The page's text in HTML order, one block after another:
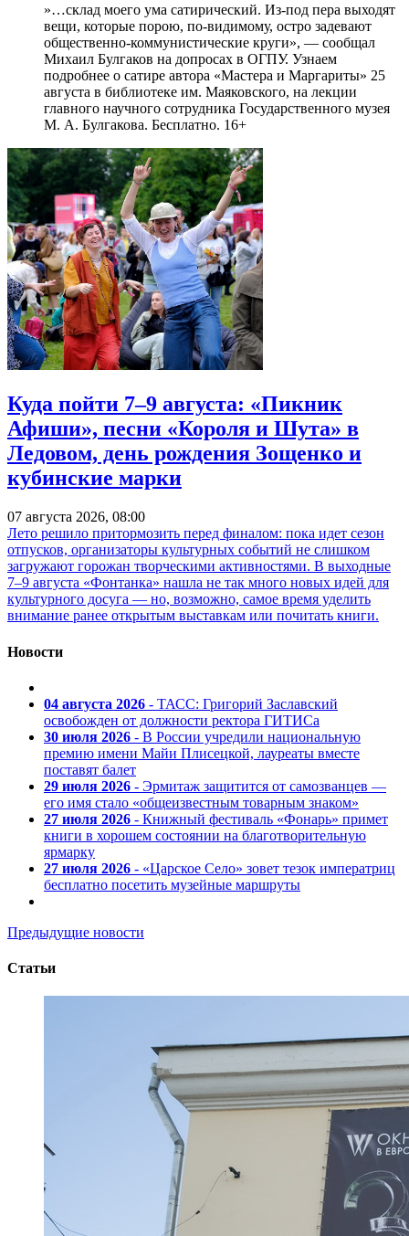
»…склад моего ума сатирический. Из-под пера выходят
вещи, которые порою, по-видимому, остро задевают
общественно-коммунистические круги», — сообщал
Михаил Булгаков на допросах в ОГПУ. Узнаем
подробнее о сатире автора «Мастера и Маргариты» 25
августа в библиотеке им. Маяковского, на лекции
главного научного сотрудника Государственного музея
М. А. Булгакова. Бесплатно. 16+
Куда пойти 7–9 августа: «Пикник
Афиши», песни «Короля и Шута» в
Ледовом, день рождения Зощенко и
кубинские марки
07 августа 2026, 08:00
Лето решило притормозить перед финалом: пока идет сезон
отпусков, организаторы культурных событий не слишком
загружают горожан творческими активностями. В выходные
7–9 августа «Фонтанка» нашла не так много новых идей для
культурного досуга — но, возможно, самое время уделить
внимание ранее открытым выставкам или почитать книги.
Новости
04 августа 2026 - ТАСС: Григорий Заславский
освобожден от должности ректора ГИТИСа
30 июля 2026 - В России учредили национальную
премию имени Майи Плисецкой, лауреаты вместе
поставят балет
29 июля 2026 - Эрмитаж защитится от самозванцев —
его имя стало «общеизвестным товарным знаком»
27 июля 2026 - Книжный фестиваль «Фонарь» примет
книги в хорошем состоянии на благотворительную
ярмарку
27 июля 2026 - «Царское Село» зовет тезок императриц
бесплатно посетить музейные маршруты
Предыдущие новости
Статьи